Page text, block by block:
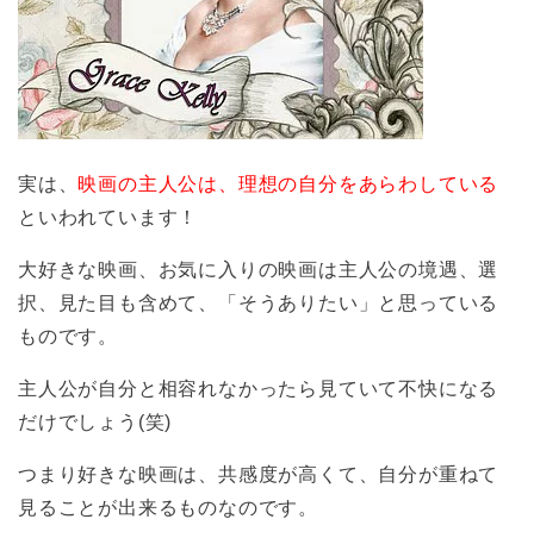
実は、 映画の主人公は、理想の自分をあらわしている
といわれています！
大好きな映画、お気に入りの映画は主人公の境遇、選
択、見た目も含めて、「そうありたい」と思っている
ものです。
主人公が自分と相容れなかったら見ていて不快になる
だけでしょう(笑)
つまり好きな映画は、共感度が高くて、自分が重ねて
見ることが出来るものなのです。